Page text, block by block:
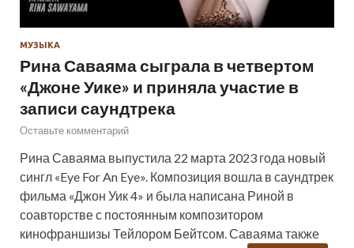
МУЗЫКА
Рина Саваяма сыграла в четвертом
«Джоне Уике» и приняла участие в
записи саундтрека
Оставьте комментарий
Рина Саваяма выпустила 22 марта 2023 года новый
сингл «Eye For An Eye». Композиция вошла в саундтрек
фильма «Джон Уик 4» и была написана Риной в
соавторстве с постоянным композитором
кинофраншизы Тейлором Бейтсом. Саваяма также